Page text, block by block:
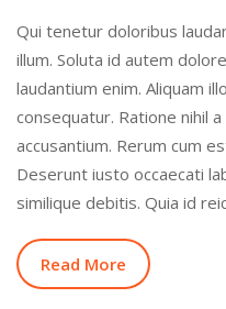
Qui tenetur doloribus
illum. Soluta id autem
laudantium enim. Aliquam
consequatur. Ratione nihil
accusantium. Rerum cum
Deserunt iusto occaecati
similique debitis. Quia id
Read More